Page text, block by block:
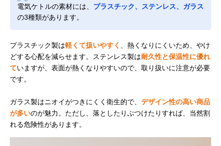
電気ケトルの素材には、 プラスチック、ステンレス、ガラス
の3種類があります。
プラスチック製は軽くて扱いやすく
、熱くなりにくいため、やけ
どする心配を減らせます。ステンレス製は耐久性と保温性に優れ
ていますが、表面が熱くなりやすいので、取り扱いに注意が必要
です。
ガラス製はニオイがつきにくく衛生的で、 デザイン性の高い商品
が多いのが魅力。ただし、落としたりぶつけたりすれば、当然割
れる危険性があります。